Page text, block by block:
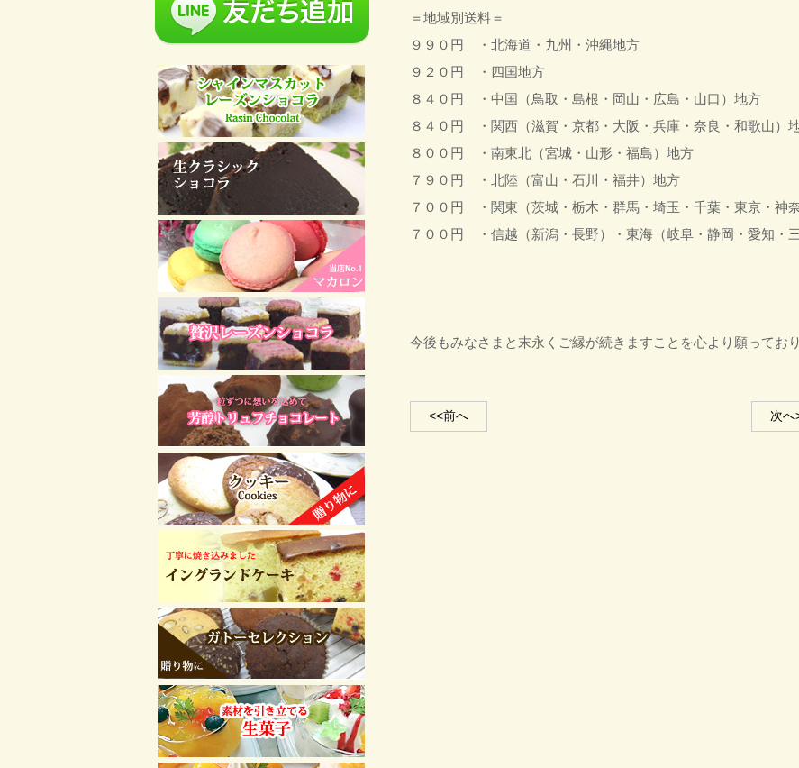
＝地域別送料＝
９９０円 ・北海道・九州・沖縄地方
９２０円 ・四国地方
８４０円 ・中国（鳥取・島根・岡山・広島・山口）地方
８４０円 ・関西（滋賀・京都・大阪・兵庫・奈良・和歌山）
８００円 ・南東北（宮城・山形・福島）地方
７９０円 ・北陸（富山・石川・福井）地方
７００円 ・関東（茨城・栃木・群馬・埼玉・千葉・東京・神
７００円 ・信越（新潟・長野）・東海（岐阜・静岡・
今後もみなさまと末永くご縁が続きますことを心より
<<前へ 次へ